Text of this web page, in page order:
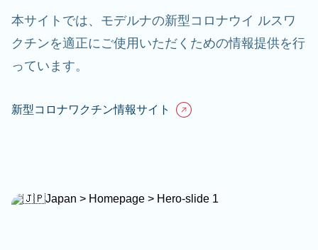
本サイトでは、モデルナの新型コロナウイ ルスワ
クチンを適正にご使用いただくための情報提供を行
っています。
新型コロナワクチン情報サイト